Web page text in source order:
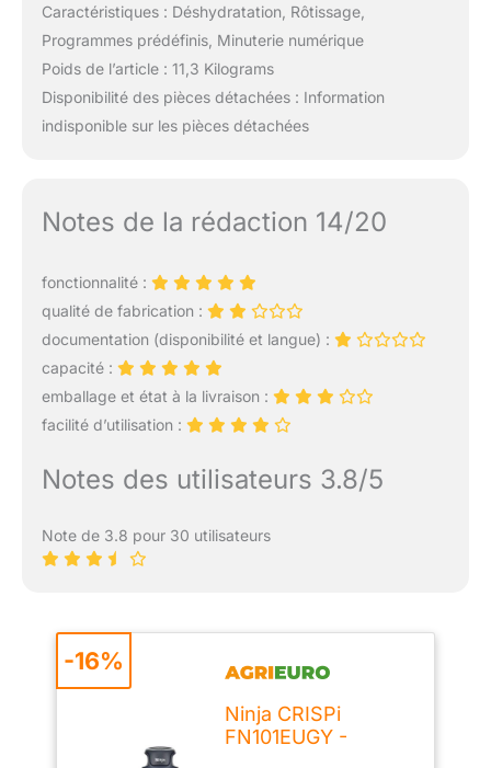
Caractéristiques : Déshydratation, Rôtissage,
Programmes prédéfinis, Minuterie numérique
Poids de l’article : 11,3 Kilograms
Disponibilité des pièces détachées : Information
indisponible sur les pièces détachées
Notes de la rédaction 14/20
fonctionnalité :
qualité de fabrication :
documentation (disponibilité et langue) :
capacité :
emballage et état à la livraison :
facilité d’utilisation :
Notes des utilisateurs 3.8/5
Note de 3.8 pour 30 utilisateurs
Ninja CRISPi
FN101EUGY -
-16%